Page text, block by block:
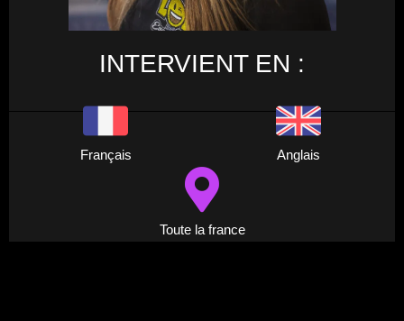
INTERVIENT EN :
Français Anglais
Toute la france